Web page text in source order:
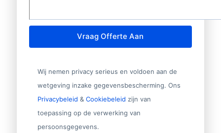
Vraag Offerte Aan
Wij nemen privacy serieus en voldoen aan de
wetgeving inzake gegevensbescherming. Ons
Privacybeleid & Cookiebeleid zijn van
toepassing op de verwerking van
persoonsgegevens.